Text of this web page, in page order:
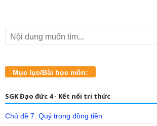
Mục lục/Bài học môn:
SGK Đạo đức 4 - Kết nối tri thức
Chủ đề 7. Quý trọng đồng tiền